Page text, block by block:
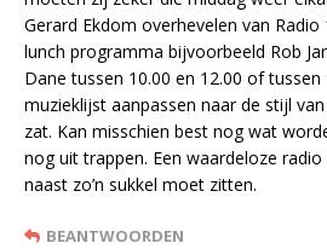
Gerard Ekdom overhevelen van
lunch programma bijvoorbeeld Rob
Dane tussen 10.00 en 12.00 of tussen
muzieklijst aanpassen naar de stijl
zat. Kan misschien best nog wat
nog uit trappen. Een waardeloze radio
naast zo’n sukkel moet zitten.
BEANTWOORDEN